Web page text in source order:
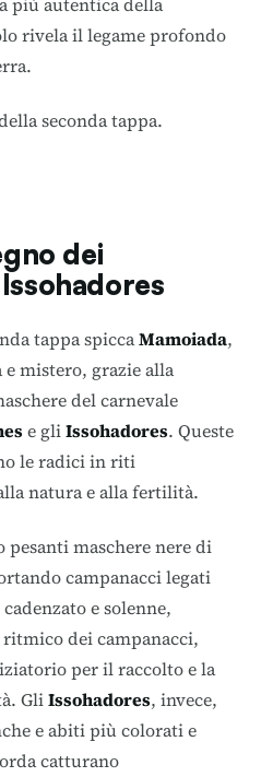
rivela il legame profondo
seconda tappa.
dei
tappa spiccaMamoiada,
mistero, grazie alla
del carnevale
e gliIssohadores. Queste
le radici in riti
natura e alla fertilità.
pesanti maschere nere di
campanacci legati
e solenne,
dei campanacci,
per il raccolto e la
GliIssohadores, invece,
e abiti più colorati e
catturano